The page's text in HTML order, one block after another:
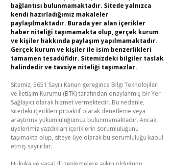
bağlantısı bulunmamaktadır. Sitede yalnızca
kendi hazırladığımız makaleler
paylaşılmaktadır. Burada yer alan içerikler
haber niteliği taşımamakta olup, gerçek kurum
ve kişiler hakkında paylaşım yapılmamaktadır.
Gerçek kurum ve kişiler ile isim benzerlikleri
tamamen tesadüfidir. Sitemizdeki bilgiler taslak
halindedir ve tavsiye niteliği taşımazlar.
Sitemiz, 5651 Sayılı Kanun gereğince Bilgi Teknolojileri
ve İletişim Kurumu (BTK) tarafından onaylanmış bir Yer
Sağlayıcı olarak hizmet vermektedir. Bu nedenle,
sitedeki içerikleri proaktif olarak denetleme veya
araştırma yükümlülüğümüz bulunmamaktadır. Ancak,
üyelerimiz yazdıkları içeriklerin sorumluluğunu
taşımakta olup, siteye üye olarak bu sorumluluğu kabul
etmiş sayılırlar.